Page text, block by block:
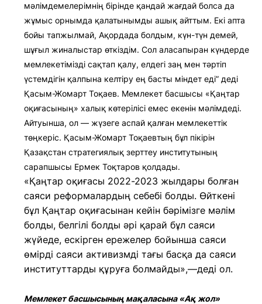
мәлімдемелерімнің бірінде қандай жағдай болса да
жұмыс орнымда қалатынымды ашық айттым. Екі апта
бойы тапжылмай, Ақордада болдым, күн-түн демей,
шұғыл жиналыстар өткіздім. Сол аласапыран күндерде
мемлекетімізді сақтап қалу, елдегі заң мен тәртіп
үстемдігін қалпына келтіру ең басты міндет еді” деді
Қасым-Жомарт Тоқаев. Мемлекет басшысы «Қаңтар
оқиғасының» халық көтерілісі емес екенін мәлімдеді.
Айтуынша, ол — жүзеге аспай қалған мемлекеттік
төңкеріс. Қасым-Жомарт Тоқаевтың бұл пікірін
Қазақстан стратегиялық зерттеу институтының
сарапшысы Ермек Тоқтаров қолдады.
«Қаңтар оқиғасы 2022-2023 жылдары болған
саяси реформалардың себебі болды. Өйткені
бұл Қаңтар оқиғасынан кейін бәрімізге мәлім
болды, белгілі болды әрі қарай бұл саяси
жүйеде, ескірген ережелер бойынша саяси
өмірді саяси активизмді тағы басқа да саяси
институттарды құруға болмайды»,—деді ол.
Мемлекет басшысының мақаласына «Ақ жол»